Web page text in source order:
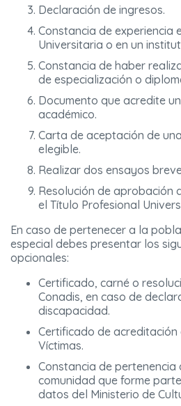
Declaración de ingresos.
Constancia de experiencia
Universitaria o en un
Constancia de haber
de especialización o
Documento que acredite
académico.
Carta de aceptación de
elegible.
Realizar dos ensayos
Resolución de aprobación
el Título Profesional
En caso de pertenecer a la
especial debes presentar los
opcionales:
Certificado, carné o
Conadis, en caso de
discapacidad.
Certificado de acreditación
Víctimas.
Constancia de pertenencia
comunidad que forme
datos del Ministerio de